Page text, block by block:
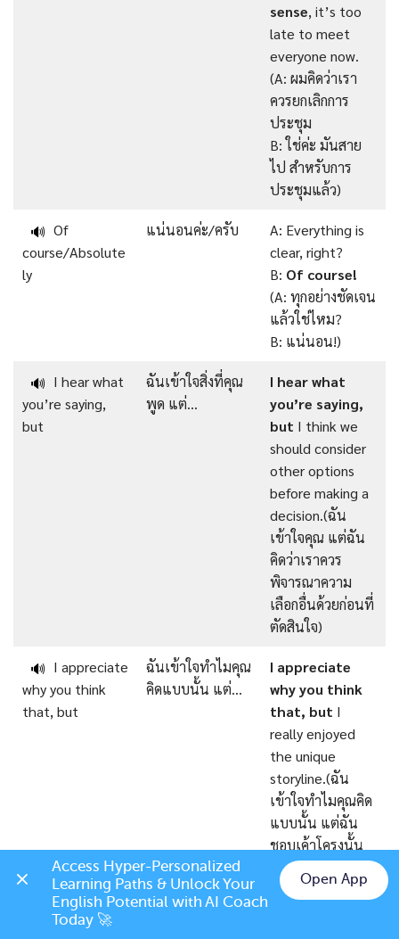
sense, it’s too
late to meet
everyone now.
(A: ผมคิดว่าเรา
ควรยกเลิกการ
ประชุม
B: ใช่ค่ะ มันสาย
ไป สำหรับการ
ประชุมแล้ว)
🔊 Of
course/Absolute
ly
แน่นอนค่ะ/ครับ
A: Everything is
clear, right?
B: Of course!
(A: ทุกอย่างชัดเจน
แล้วใช่ไหม?
B: แน่นอน!)
🔊 I hear what
you’re saying,
but
ฉันเข้าใจสิ่งที่คุณ
พูด แต่…
I hear what
you’re saying,
but I think we
should consider
other options
before making a
decision.(ฉัน
เข้าใจคุณ แต่ฉัน
คิดว่าเราควร
พิจารณาความ
เลือกอื่นด้วยก่อนที่
ตัดสินใจ)
🔊 I appreciate
why you think
that, but
ฉันเข้าใจทำไมคุณ
คิดแบบนั้น แต่…
I appreciate
why you think
that, but I
really enjoyed
the unique
storyline.(ฉัน
เข้าใจทำไมคุณคิด
แบบนั้น แต่ฉัน
ชอบเค้าโครงนั้น
จริงๆ)
So, are you
saying that…?
งั้นความคิดของคุณ
Chat on LINE
Access Hyper-Personalized
Learning Paths & Unlock Your
English Potential with AI Coach
Today 🚀
Open App